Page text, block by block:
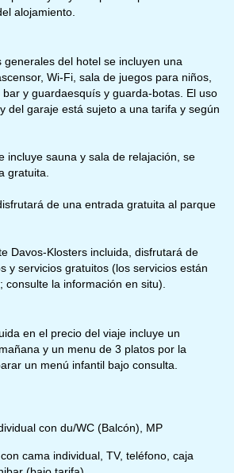
alojamiento.
generales del hotel se incluyen una
Wi-Fi, sala de juegos para niños,
y guardaesquís y guarda-botas. El uso
del garaje está sujeto a una tarifa y según
incluye sauna y sala de relajación, se
gratuita.
de una entrada gratuita al parque
Davos-Klosters incluida, disfrutará de
y servicios gratuitos (los servicios están
consulte la información en situ).
en el precio del viaje incluye un
y un menu de 3 platos por la
un menú infantil bajo consulta.
con du/WC (Balcón), MP
cama individual, TV, teléfono, caja